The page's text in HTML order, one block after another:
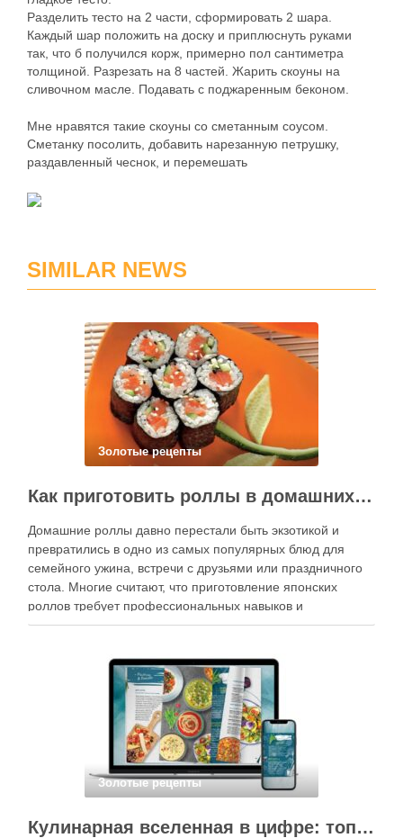
Разделить тесто на 2 части, сформировать 2 шара.
Каждый шар положить на доску и приплюснуть руками
так, что б получился корж, примерно пол сантиметра
толщиной. Разрезать на 8 частей. Жарить скоуны на
сливочном масле. Подавать с поджаренным беконом.
Мне нравятся такие скоуны со сметанным соусом.
Сметанку посолить, добавить нарезанную петрушку,
раздавленный чеснок, и перемешать
SIMILAR NEWS
Золотые рецепты
Как приготовить роллы в домашних условиях?
Домашние роллы давно перестали быть экзотикой и
превратились в одно из самых популярных блюд для
семейного ужина, встречи с друзьями или праздничного
стола. Многие считают, что приготовление японских
роллов требует профессиональных навыков и
специального оборудования, однако на практике сделать
кухне. Главное — …
Золотые рецепты
Кулинарная вселенная в цифре: топ-3 самых больших электронных книг рецептов